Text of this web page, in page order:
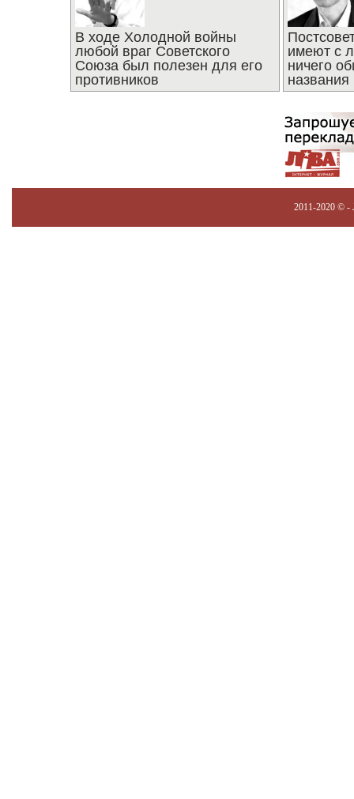
В ходе Холодной войны
любой враг Советского
Союза был полезен для его
противников
имеют с
ничего
названия
2011-2020 © -